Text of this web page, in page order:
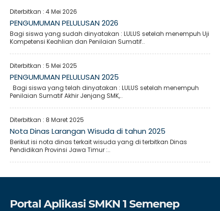
Diterbitkan : 4 Mei 2026
PENGUMUMAN PELULUSAN 2026
Bagi siswa yang sudah dinyatakan : LULUS setelah menempuh Uji
Kompetensi Keahlian dan Penilaian Sumatif..
Diterbitkan : 5 Mei 2025
PENGUMUMAN PELULUSAN 2025
Bagi siswa yang telah dinyatakan : LULUS setelah menempuh
Penilaian Sumatif Akhir Jenjang SMK,..
Diterbitkan : 8 Maret 2025
Nota Dinas Larangan Wisuda di tahun 2025
Berikut isi nota dinas terkait wisuda yang di terbitkan Dinas
Pendidikan Provinsi Jawa Timur :..
Portal Aplikasi SMKN 1 Semenep